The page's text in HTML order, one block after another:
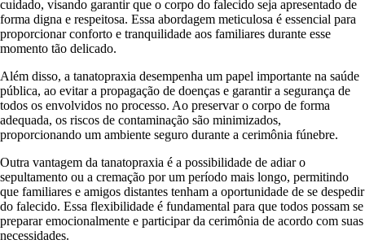
cuidado, visando garantir que o corpo do falecido seja apresentado de
forma digna e respeitosa. Essa abordagem meticulosa é essencial para
proporcionar conforto e tranquilidade aos familiares durante esse
momento tão delicado.
Além disso, a tanatopraxia desempenha um papel importante na saúde
pública, ao evitar a propagação de doenças e garantir a segurança de
todos os envolvidos no processo. Ao preservar o corpo de forma
adequada, os riscos de contaminação são minimizados,
proporcionando um ambiente seguro durante a cerimônia fúnebre.
Outra vantagem da tanatopraxia é a possibilidade de adiar o
sepultamento ou a cremação por um período mais longo, permitindo
que familiares e amigos distantes tenham a oportunidade de se despedir
do falecido. Essa flexibilidade é fundamental para que todos possam se
preparar emocionalmente e participar da cerimônia de acordo com suas
necessidades.